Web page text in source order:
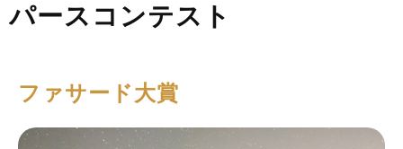
パースコンテスト
ファサード大賞